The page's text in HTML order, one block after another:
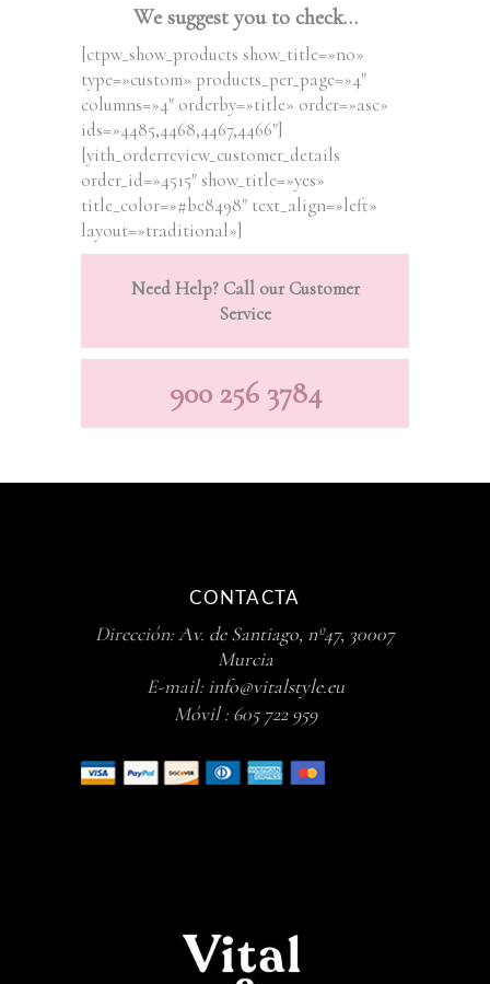
We suggest you to check…
[ctpw_show_products show_title=»no»
type=»custom» products_per_page=»4″
columns=»4″ orderby=»title» order=»asc»
ids=»4485,4468,4467,4466″]
[yith_orderreview_customer_details
order_id=»4515″ show_title=»yes»
title_color=»#be8498″ text_align=»left»
layout=»traditional»]
Need Help? Call our Customer
Service
900 256 3784
CONTACTA
Dirección:Av. de Santiago, nº47, 30007
Murcia
E-mail: info@vitalstyle.eu
Móvil : 605 722 959